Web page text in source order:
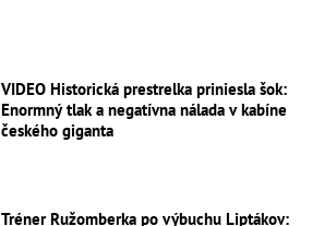
VIDEO Historická prestrelka priniesla šok:
Enormný tlak a negatívna nálada v kabíne
českého giganta
Tréner Ružomberka po výbuchu Liptákov: